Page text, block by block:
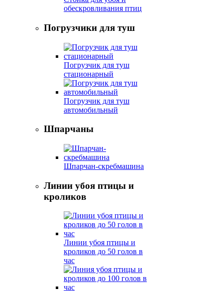
обескровливания птиц
Погрузчики для туш
Погрузчик для туш
стационарный
Погрузчик для туш
автомобильный
Шпарчаны
Шпарчан-скребмашина
Линии убоя птицы и
кроликов
Линии убоя птицы и
кроликов до 50 голов в
час